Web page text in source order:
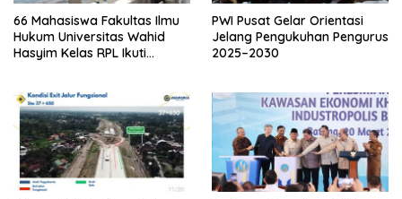
66 Mahasiswa Fakultas Ilmu
Hukum Universitas Wahid
Hasyim Kelas RPL Ikuti
PWI Pusat Gelar Orientasi
Jelang Pengukuhan Pengurus
2025–2030